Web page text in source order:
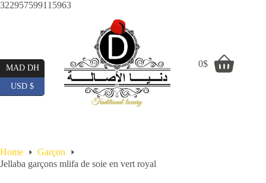
322957599115963Skip
Shopping
0$
Home
Garçon
Jellaba garçons mlifa de soie en vert royal
MAD DH
USD $